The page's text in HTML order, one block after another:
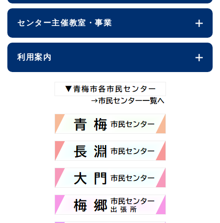
センター主催教室・事業
利用案内